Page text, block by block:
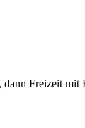
dann Freizeit mit